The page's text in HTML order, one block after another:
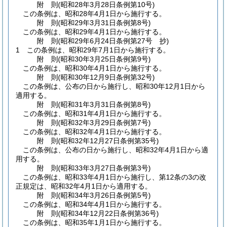
附 則(昭和28年3月28日条例第10号)
この条例は、昭和28年4月1日から施行する。
附 則(昭和29年3月31日条例第8号)
この条例は、昭和29年4月1日から施行する。
附 則(昭和29年6月24日条例第27号 抄)
1
この条例は、昭和29年7月1日から施行する。
附 則(昭和30年3月25日条例第9号)
この条例は、昭和30年4月1日から施行する。
附 則(昭和30年12月9日条例第32号)
この条例は、公布の日から施行し、昭和30年12月1日から
適用する。
附 則(昭和31年3月31日条例第8号)
この条例は、昭和31年4月1日から施行する。
附 則(昭和32年3月29日条例第7号)
この条例は、昭和32年4月1日から施行する。
附 則(昭和32年12月27日条例第35号)
この条例は、公布の日から施行し、昭和32年4月1日から適
用する。
附 則(昭和33年3月27日条例第3号)
この条例は、昭和33年4月1日から施行し、第12条の3の改
正規定は、昭和32年4月1日から適用する。
附 則(昭和34年3月26日条例第5号)
この条例は、昭和34年4月1日から施行する。
附 則(昭和34年12月22日条例第36号)
この条例は、昭和35年1月1日から施行する。